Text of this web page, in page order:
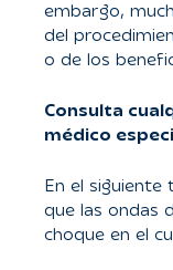
embargo,
del
o de los
Consulta
médico
En el
que las ondas
choque en el